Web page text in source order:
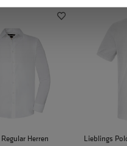
Herren Lieblings